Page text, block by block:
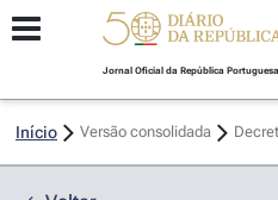
Jornal Oficial da República Portuguesa
Início Versão consolidada